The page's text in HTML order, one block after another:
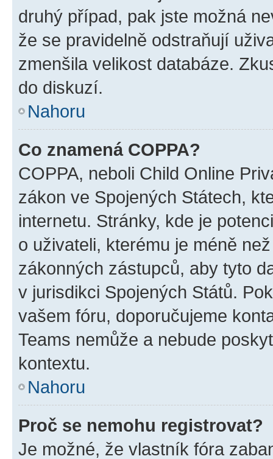
druhý případ, pak jste možná
že se pravidelně odstraňují
zmenšila velikost databáze.
do diskuzí.
Nahoru
Co znamená COPPA?
COPPA, neboli Child Online
zákon ve Spojených Státech,
internetu. Stránky, kde je
o uživateli, kterému je méně
zákonných zástupců, aby tyto
v jurisdikci Spojených Států.
vašem fóru, doporučujeme
Teams nemůže a nebude
kontextu.
Nahoru
Proč se nemohu registrovat?
Je možné, že vlastník fóra